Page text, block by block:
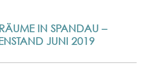
IN SPANDAU –
JUNI 2019